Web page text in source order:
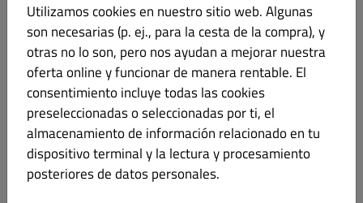
Menú Horario laboral Información Cupones
GRANDES LOCAL Y RECOGER Todo OFERTAS MEDIANAS
GRANDES LOCAL Y RECOGER
GRANDES LOCAL Y RECOGER
Utilizamos cookies en nuestro sitio web. Algunas
son necesarias (p. ej., para la cesta de la compra), y
otras no lo son, pero nos ayudan a mejorar nuestra
oferta online y funcionar de manera rentable. El
consentimiento incluye todas las cookies
preseleccionadas o seleccionadas por ti, el
almacenamiento de información relacionado en tu
dispositivo terminal y la lectura y procesamiento
posteriores de datos personales.